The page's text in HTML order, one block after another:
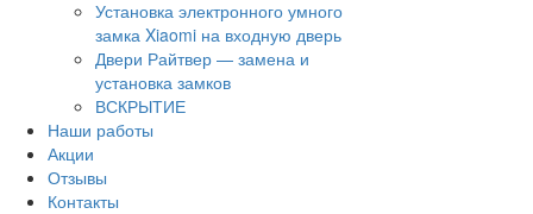
Установка электронного умного
замка Xiaomi на входную дверь
Двери Райтвер — замена и
установка замков
ВСКРЫТИЕ
Наши работы
Акции
Отзывы
Контакты